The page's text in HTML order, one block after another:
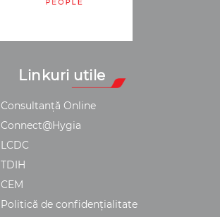
Linkuri utile
Consultanță Online
Connect@Hygia
LCDC
TDIH
CEM
Politică de confidențialitate